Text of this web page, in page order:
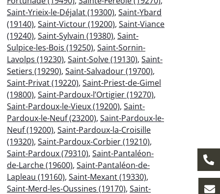
Saint-Yrieix-le-Déjalat (19300), Saint-Ybard
(19140), Saint-Victour (19200), Saint-Viance
(19240), Saint-Sylvain (19380), Saint-
Sulpice-les-Bois (19250), Saint-Sornin-
Lavolps (19230), Saint-Solve (19130), Saint-
Setiers (19290), Saint-Salvadour (19700),
Saint-Privat (19220), Saint-Priest-de-Gimel
(19800), Saint-Pardoux-l’Ortigier (19270),
Saint-Pardoux-le-Vieux (19200), Saint-
Pardoux-le-Neuf (23200), Saint-Pardoux-le-
Neuf (19200), Saint-Pardoux-la-Croisille
(19320), Saint-Pardoux-Corbier (19210),
Saint-Pardoux (79310), Saint-Pantaléon-
de-Larche (19600), Saint-Pantaléon-de-
Lapleau (19160), Saint-Mexant (19330),
Saint-Merd-les-Oussines (19170), Saint-